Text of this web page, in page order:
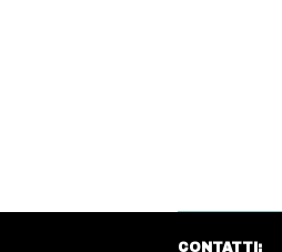
CONTATTI: